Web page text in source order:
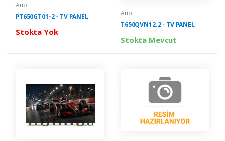
Auo
PT650GT01-2 - TV PANEL
Stokta Yok
Auo
T650QVN12.2 - TV PANEL
Stokta Mevcut